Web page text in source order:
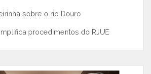
sobre o rio Douro
procedimentos do RJUE